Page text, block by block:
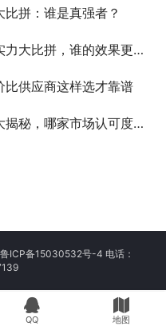
拼：谁是真强者？
拼，谁的效果更胜一筹？
供应商这样选才靠谱
，哪家市场认可度高？
鲁ICP备15030532号-4 电话：
QQ 地图